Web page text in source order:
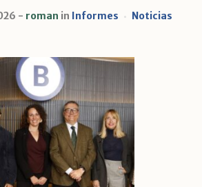
roman in Informes Noticias